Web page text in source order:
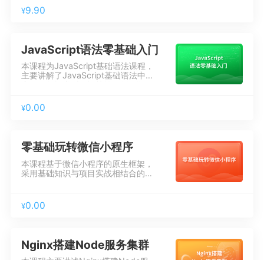
法、核心概念，之后用购物车案例分
别演示Vuex、Redux和Mobx传值的
¥9.90
JavaScript语法零基础入门
本课程为JavaScript基础语法课程，
主要讲解了JavaScript基础语法中的
变量、数据类型、运算符、循环语
达式、switch）、循环（for、
while、do while）、数组、函数、
¥0.00
零基础玩转微信小程序
本课程基于微信小程序的原生框架，
采用基础知识与项目实战相结合的方
为两个模块：基础知识和电商实战项
目。
¥0.00
Nginx搭建Node服务集群